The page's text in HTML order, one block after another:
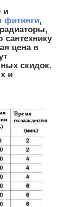
и
фитинги,
цена в
скидок.
и